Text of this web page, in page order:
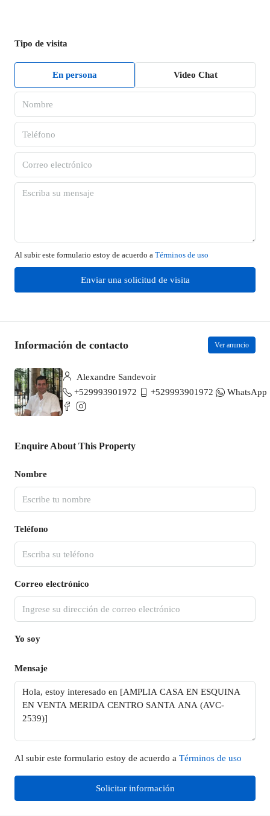
Tipo de visita
En persona Video Chat
Al subir este formulario estoy de acuerdo a Términos de uso
Enviar una solicitud de visita
Información de contacto Ver anuncio
Alexandre Sandevoir
+529993901972
+529993901972 WhatsApp
Enquire About This Property
Nombre
Teléfono
Correo electrónico
Yo soy
Mensaje
Al subir este formulario estoy de acuerdo a Términos de uso
Solicitar información